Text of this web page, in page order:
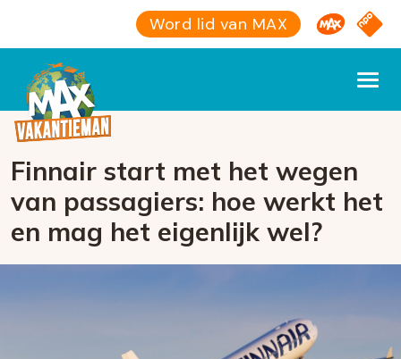
Word lid van MAX Omroep
NPO
Finnair start met het wegen
van passagiers: hoe werkt het
en mag het eigenlijk wel?